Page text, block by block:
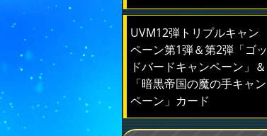
UVM12弾トリプルキャン
ペーン第1弾＆第2弾「ゴッ
ドバードキャンペーン」＆
「暗黒帝国の魔の手キャン
ペーン」カード